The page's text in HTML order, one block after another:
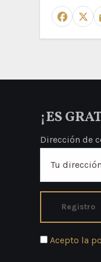
¡ES
Dirección de
Acepto la